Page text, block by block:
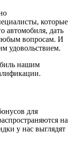
которые
автомобиля, дать
вопросам. И
удовольствием.
нашим
для
на
у нас выглядят